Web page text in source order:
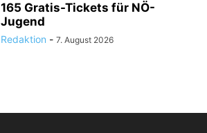
165 Gratis-Tickets für NÖ-
Jugend
Redaktion - 7. August 2026